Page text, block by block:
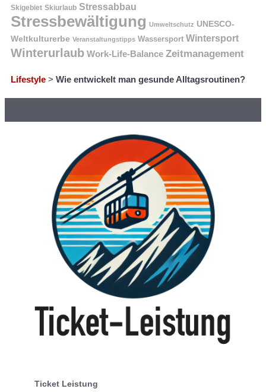
Skigebiet Skiurlaub Stressabbau
Stressbewältigung Umweltschutz UNESCO-
Weltkulturerbe Veranstaltungstipps Wassersport Wintersport
Winterurlaub Work-Life-Balance Zeitmanagement
Lifestyle > Wie entwickelt man gesunde Alltagsroutinen?
Ticket Leistung